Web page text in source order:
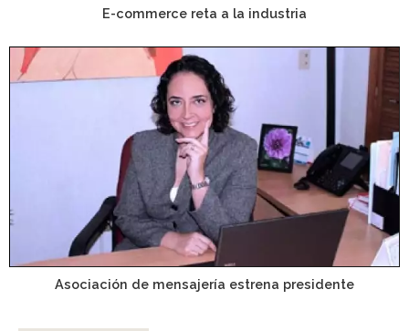
E-commerce reta a la industria
Asociación de mensajería estrena presidente